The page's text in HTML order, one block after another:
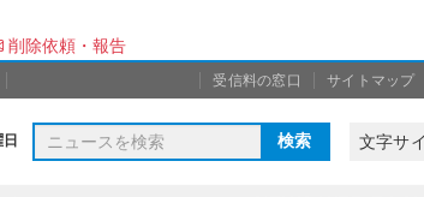
削除依頼・報告